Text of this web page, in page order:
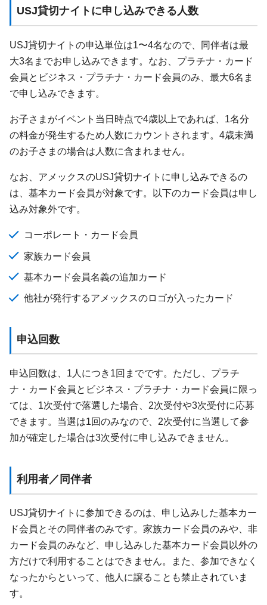
USJ貸切ナイトに申し込みできる人数
USJ貸切ナイトの申込単位は1〜4名なので、同伴者は最
大3名までお申し込みできます。なお、プラチナ・カード
会員とビジネス・プラチナ・カード会員のみ、最大6名ま
で申し込みできます。
お子さまがイベント当日時点で4歳以上であれば、1名分
の料金が発生するため人数にカウントされます。4歳未満
のお子さまの場合は人数に含まれません。
なお、アメックスのUSJ貸切ナイトに申し込みできるの
は、基本カード会員が対象です。以下のカード会員は申し
込み対象外です。
コーポレート・カード会員
家族カード会員
基本カード会員名義の追加カード
他社が発行するアメックスのロゴが入ったカード
申込回数
申込回数は、1人につき1回までです。ただし、プラチ
ナ・カード会員とビジネス・プラチナ・カード会員に限っ
ては、1次受付で落選した場合、2次受付や3次受付に応募
できます。当選は1回のみなので、2次受付に当選して参
加が確定した場合は3次受付に申し込みできません。
利用者／同伴者
USJ貸切ナイトに参加できるのは、申し込みした基本カー
ド会員とその同伴者のみです。家族カード会員のみや、非
カード会員のみなど、申し込みした基本カード会員以外の
方だけで利用することはできません。また、参加できなく
なったからといって、他人に譲ることも禁止されていま
す。